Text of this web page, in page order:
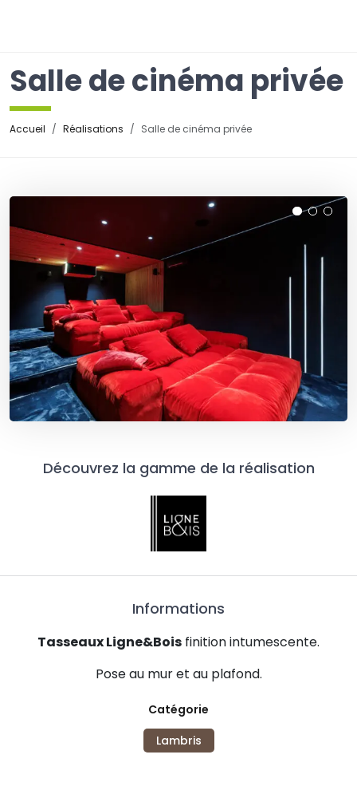
Salle de cinéma privée
Accueil Réalisations Salle de cinéma privée
Découvrez la gamme de la réalisation
Informations
Tasseaux Ligne&Bois finition intumescente.
Pose au mur et au plafond.
Catégorie
Lambris